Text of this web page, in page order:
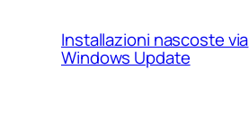
Installazioni nascoste via
Windows Update